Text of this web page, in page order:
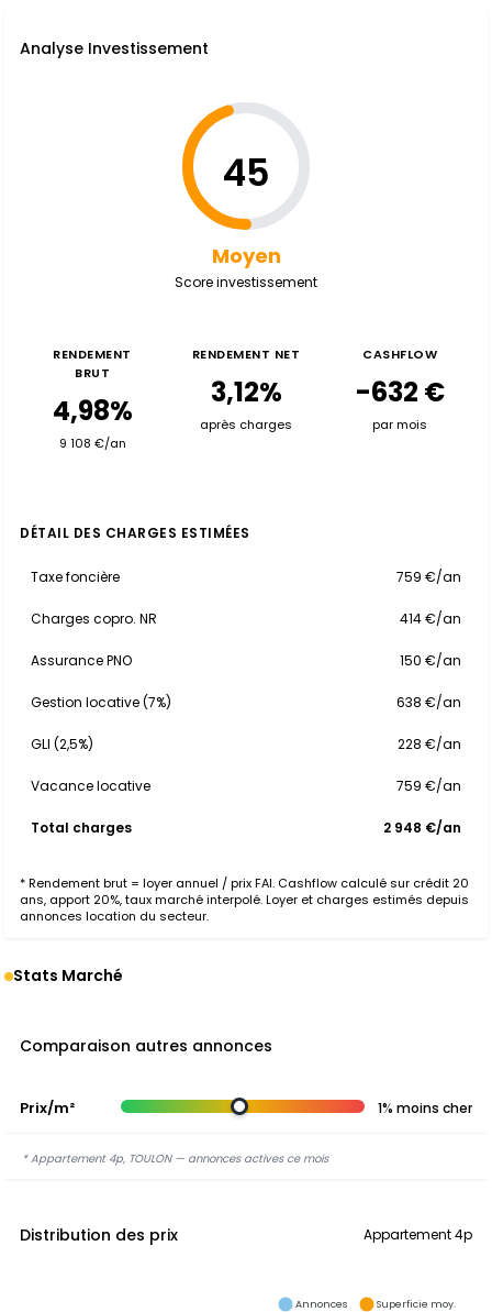
Analyse Investissement
45
Moyen
Score investissement
RENDEMENT
BRUT
4,98%
9 108 €/an
RENDEMENT NET
3,12%
après charges
CASHFLOW
-632 €
par mois
DÉTAIL DES CHARGES ESTIMÉES
Taxe foncière 759 €/an
Charges copro. NR 414 €/an
Assurance PNO 150 €/an
Gestion locative (7%) 638 €/an
GLI (2,5%) 228 €/an
Vacance locative 759 €/an
Total charges 2 948 €/an
* Rendement brut = loyer annuel / prix FAI. Cashflow calculé sur crédit 20
ans, apport 20%, taux marché interpolé. Loyer et charges estimés depuis
annonces location du secteur.
Stats Marché
Comparaison autres annonces
Prix/m² 1% moins cher
* Appartement 4p, TOULON — annonces actives ce mois
Distribution des prix Appartement 4p
Annonces Superficie moy.